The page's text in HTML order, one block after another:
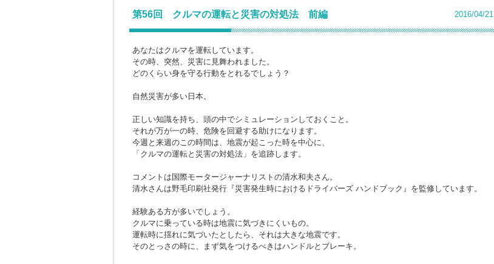
第56回 クルマの運転と災害の対処法 前編 2016/04/21
あなたはクルマを運転しています。
その時、突然、災害に見舞われました。
どのくらい身を守る行動をとれるでしょう？
自然災害が多い日本。
正しい知識を持ち、頭の中でシミュレーションしておくこと。
それが万が一の時、危険を回避する助けになります。
今週と来週のこの時間は、地震が起こった時を中心に、
「クルマの運転と災害の対処法」を追跡します。
コメントは国際モータージャーナリストの清水和夫さん。
清水さんは野毛印刷社発行『災害発生時におけるドライバーズ ハンドブック』を監修しています。
経験ある方が多いでしょう。
クルマに乗っている時は地震に気づきにくいもの。
運転時に揺れに気づいたとしたら、それは大きな地震です。
そのとっさの時に、まず気をつけるべきはハンドルとブレーキ。